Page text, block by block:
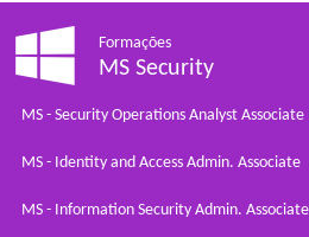
Formações
MS Security
MS - Security Operations Analyst Associate
MS - Identity and Access Admin. Associate
MS - Information Security Admin. Associate